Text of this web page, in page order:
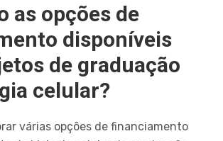
as opções de
disponíveis
de graduação
celular?
várias opções de financiamento